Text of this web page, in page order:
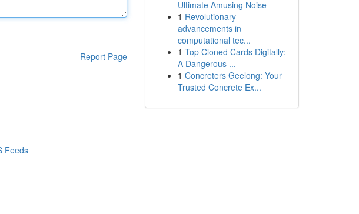
Report Page
Ultimate Amusing Noise
1 Revolutionary
advancements in
computational tec...
1 Top Cloned Cards Digitally:
A Dangerous ...
1 Concreters Geelong: Your
Trusted Concrete Ex...
Feeds